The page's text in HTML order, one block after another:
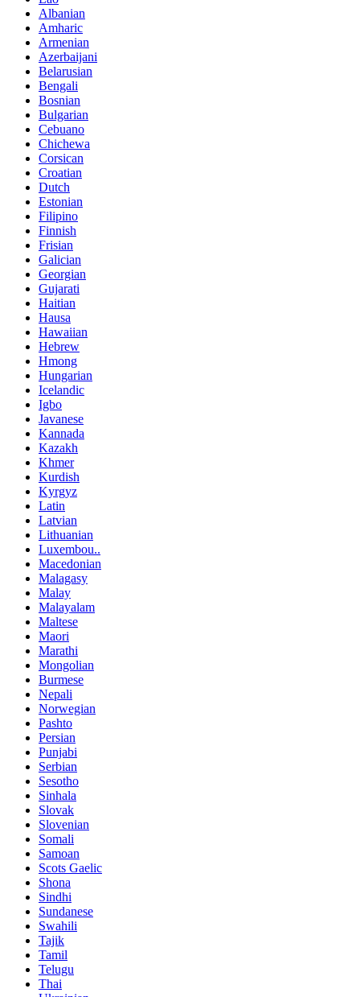
Albanian
Amharic
Armenian
Azerbaijani
Belarusian
Bengali
Bosnian
Bulgarian
Cebuano
Chichewa
Corsican
Croatian
Dutch
Estonian
Filipino
Finnish
Frisian
Galician
Georgian
Gujarati
Haitian
Hausa
Hawaiian
Hebrew
Hmong
Hungarian
Icelandic
Igbo
Javanese
Kannada
Kazakh
Khmer
Kurdish
Kyrgyz
Latin
Latvian
Lithuanian
Luxembou..
Macedonian
Malagasy
Malay
Malayalam
Maltese
Maori
Marathi
Mongolian
Burmese
Nepali
Norwegian
Pashto
Persian
Punjabi
Serbian
Sesotho
Sinhala
Slovak
Slovenian
Somali
Samoan
Scots Gaelic
Shona
Sindhi
Sundanese
Swahili
Tajik
Tamil
Telugu
Thai